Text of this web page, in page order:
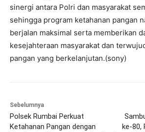
sinergi antara Polri dan masyarakat
sehingga program ketahanan pangan
berjalan maksimal serta memberikan
kesejahteraan masyarakat dan
pangan yang berkelanjutan.(sony)
Sebelumnya
Polsek Rumbai Perkuat
Ketahanan Pangan dengan
ke-80,